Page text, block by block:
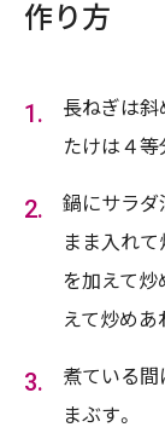
作り方
長ねぎは斜
たけは４等
鍋にサラダ
まま入れて
を加えて炒
えて炒めあ
煮ている間
まぶす。